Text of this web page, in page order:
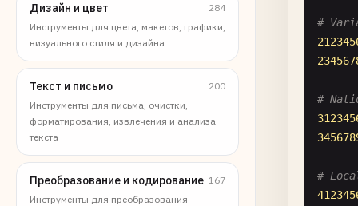
Дизайн и цвет
284
Инструменты для цвета, макетов, графики,
визуального стиля и дизайна
Текст и письмо
200
Инструменты для письма, очистки,
форматирования, извлечения и анализа
текста
Преобразование и кодирование 167
Инструменты для преобразования
#
#
#